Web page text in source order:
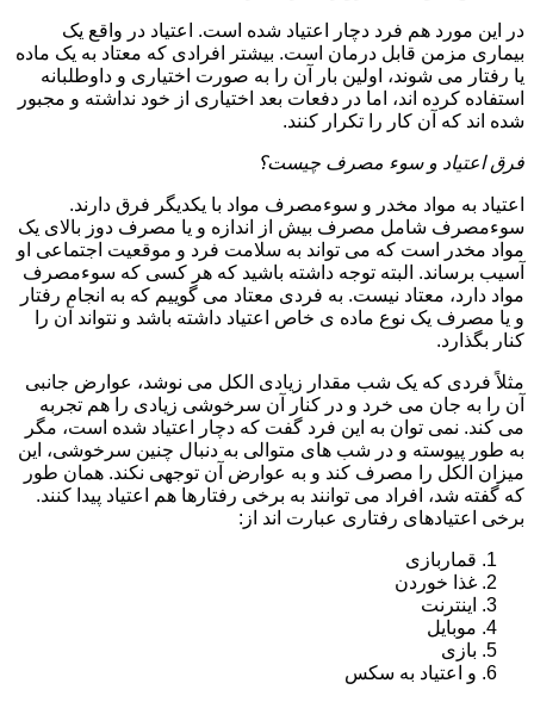
در این مورد هم فرد دچار اعتیاد شده است. اعتیاد در واقع یک
بیماری مزمن قابل درمان است. بیشتر افرادی که معتاد به یک ماده
یا رفتار می شوند، اولین بار آن را به صورت اختیاری و داوطلبانه
استفاده کرده اند، اما در دفعات بعد اختیاری از خود نداشته و مجبور
شده اند که آن کار را تکرار کنند.
فرق اعتیاد و سوء مصرف چیست؟
اعتیاد به مواد مخدر و سوءمصرف مواد با یکدیگر فرق دارند.
سوءمصرف شامل مصرف بیش از اندازه و یا مصرف دوز بالای یک
مواد مخدر است که می تواند به سلامت فرد و موقعیت اجتماعی او
آسیب برساند. البته توجه داشته باشید که هر کسی که سوءمصرف
مواد دارد، معتاد نیست. به فردی معتاد می گوییم که به انجام رفتار
و یا مصرف یک نوع ماده ی خاص اعتیاد داشته باشد و نتواند آن را
کنار بگذارد.
مثلاً فردی که یک شب مقدار زیادی الکل می نوشد، عوارض جانبی
آن را به جان می خرد و در کنار آن سرخوشی زیادی را هم تجربه
می کند. نمی توان به این فرد گفت که دچار اعتیاد شده است، مگر
به طور پیوسته و در شب های متوالی به دنبال چنین سرخوشی، این
میزان الکل را مصرف کند و به عوارض آن توجهی نکند. همان طور
که گفته شد، افراد می توانند به برخی رفتارها هم اعتیاد پیدا کنند.
برخی اعتیادهای رفتاری عبارت اند از:
قماربازی
غذا خوردن
اینترنت
موبایل
بازی
و اعتیاد به سکس